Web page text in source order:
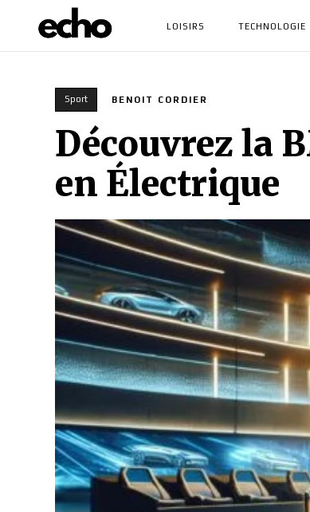
LOISIRS TECHNOLOGIE
Sport BENOIT CORDIER
Découvrez la
en Électrique